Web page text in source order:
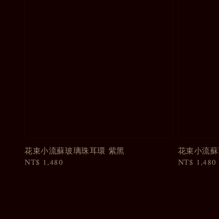
花束小流蘇玻璃珠耳環 紫黑
Regular
NT$ 1,480
花束小流
Regular
NT$ 1,480